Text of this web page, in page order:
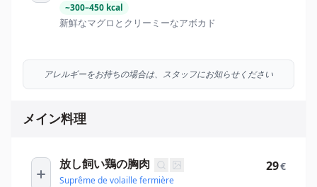
~300–450 kcal
新鮮なマグロとクリーミーなアボカド
アレルギーをお持ちの場合は、スタッフにお知らせください
メイン料理
放し飼い鶏の胸肉
Suprême de volaille fermière
29€